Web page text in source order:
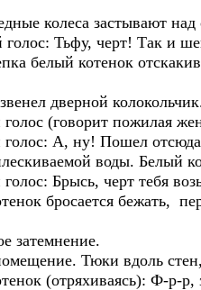
колеса застывают над
Тьфу, черт! Так и
белый котенок
дверной
(говорит пожилая
А, ну! Пошел
воды. Белый
Брысь, черт тебя
бросается бежать,
затемнение.
Тюки вдоль
(отряхиваясь): Ф-р-